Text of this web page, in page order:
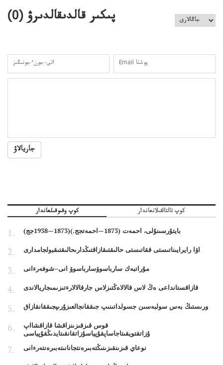
پىكىر قالدىقالدىرۋ (0
)
جاريالاۋ
كوپ وقىوقىلعاندار كوپ تالتالقىلانعاندار
بايتۇرسىنۇلى، احمەت (1873—احمەتجج.)(1873—1938جج)
اۋا رايرايىناتىستى ققاتىستى حالىقتىقازاقتىڭدارىحالىقتىقبولجامدارى
مۇراتبەك سارباسوۆسارباسوۆ انى–شوفەرءانى
قازاقستانداعى ەڭ لاس قالالاەڭتىزلاس جارقالالارءتىزىمىجاريالاندى
ورىستىڭ بەس سولبەسىن جسولداتىنىپ جىققانجالعىزۇرىپجىققانقازاق
قوس قىزقىزىنزاقشا قازاقشااپ
ۇزاتقتويقىتاجاساپقۇپياسۇزاتقانقىتايدىڭقۇپياسى
نوعاي قىزىنقىزىنىڭتەبىرەنتجانانىتەبىرەنتەرءانى